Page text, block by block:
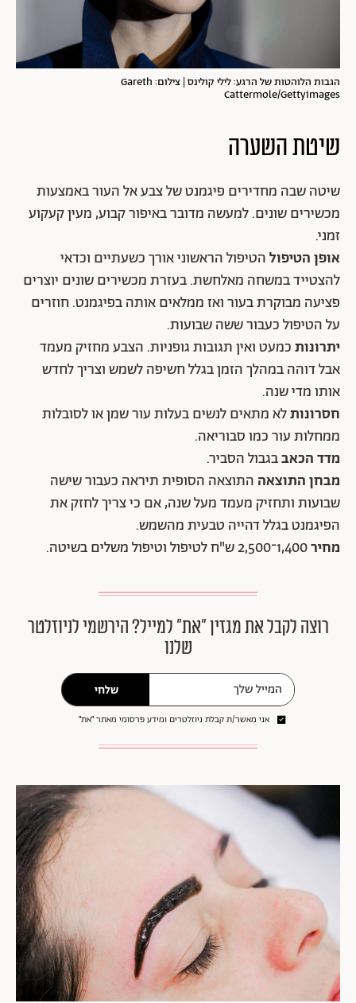
הגבות הלוהטות של הרגע: לילי קולינס | צילום: Gareth
Cattermole/Gettyimages
שיטת השערה
שיטה שבה מחדירים פיגמנט של צבע אל העור באמצעות
מכשירים שונים. למעשה מדובר באיפור קבוע, מעין קעקוע
זמני.
אופן הטיפולהטיפול הראשוני אורך כשעתיים וכדאי
להצטייד במשחה מאלחשת. בעזרת מכשירים שונים יוצרים
פציעה מבוקרת בעור ואז ממלאים אותה בפיגמנט. חוזרים
על הטיפול כעבור ששה שבועות.
יתרונותכמעט ואין תגובות גופניות. הצבע מחזיק מעמד
אבל דוהה במהלך הזמן בגלל חשיפה לשמש וצריך לחדש
אותו מדי שנה.
חסרונותלא מתאים לנשים בעלות עור שמן או לסובלות
ממחלות עור כמו סבוריאה.
מדד הכאבבגבול הסביר.
מבחן התוצאה התוצאה הסופית תיראה כעבור שישה
שבועות ותחזיק מעמד מעל שנה, אם כי צריך לחזק את
הפיגמנט בגלל דהייה טבעית מהשמש.
מחיר
רוצה לקבל את מגזין ״את״ למייל? הירשמי לניוזלטר
שלנו
שלחי
אני מאשר/ת קבלת ניוזלטרים ומידע פרסומי מאתר ״את״